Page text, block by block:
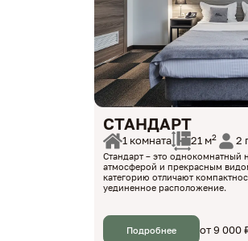
СТАНДАРТ
1 комната 21 м2 2
Стандарт – это однокомнатный
атмосферой и прекрасным
категорию отличают
уединенное расположение.
Подробнее от 9 000